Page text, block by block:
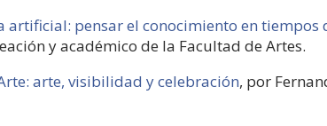
artificial: pensar el conocimiento en tiempos
y académico de la Facultad de Artes.
arte, visibilidad y celebración, por